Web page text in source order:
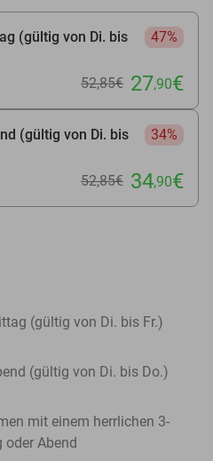
(gültig von Di. bis
47%
52,85€ 27,90€
(gültig von Di. bis
34%
52,85€ 34,90€
(gültig von Di. bis Fr.)
(gültig von Di. bis Do.)
mit einem herrlichen 3-
oder Abend